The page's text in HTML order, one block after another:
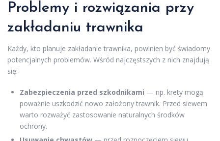
Problemy i rozwiązania przy
zakładaniu trawnika
Każdy, kto planuje zakładanie trawnika, powinien być świadomy
potencjalnych problemów. Wśród najczęstszych z nich znajdują
się:
Zabezpieczenia przed szkodnikami — np. krety mogą
poważnie uszkodzić nowo założony trawnik. Przed siewem
warto rozważyć zastosowanie naturalnych środków
ochrony.